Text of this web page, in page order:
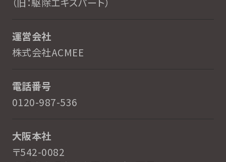
運営会社
株式会社ACMEE
電話番号
0120-987-536
大阪本社
〒542-0082